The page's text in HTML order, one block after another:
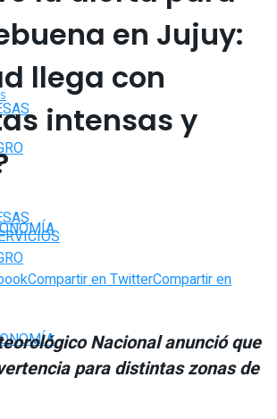
en Jujuy:
llega con
intensas y
Compartir en TwitterCompartir en
Nacional anunció que
para distintas zonas de